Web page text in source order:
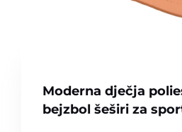
Moderna dječja
bejzbol šeširi za